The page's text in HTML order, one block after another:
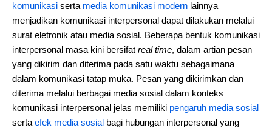
komunikasi serta media komunikasi modern lainnya
menjadikan komunikasi interpersonal dapat dilakukan melalui
surat eletronik atau media sosial. Beberapa bentuk komunikasi
interpersonal masa kini bersifat real time, dalam artian pesan
yang dikirim dan diterima pada satu waktu sebagaimana
dalam komunikasi tatap muka. Pesan yang dikirimkan dan
diterima melalui berbagai media sosial dalam konteks
komunikasi interpersonal jelas memiliki pengaruh media sosial
serta efek media sosial bagi hubungan interpersonal yang